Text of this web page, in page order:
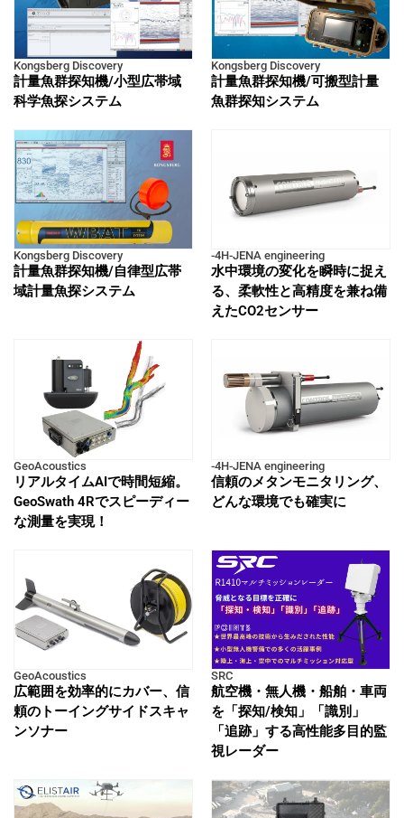
Kongsberg Discovery
計量魚群探知機/小型広帯域
科学魚探システム
Kongsberg Discovery
計量魚群探知機/可搬型計量
魚群探知システム
Kongsberg Discovery
計量魚群探知機/自律型広帯
域計量魚探システム
-4H-JENA engineering
水中環境の変化を瞬時に捉え
る、柔軟性と高精度を兼ね備
えたCO2センサー
GeoAcoustics
リアルタイムAIで時間短縮。
GeoSwath 4Rでスピーディー
な測量を実現！
-4H-JENA engineering
信頼のメタンモニタリング、
どんな環境でも確実に
GeoAcoustics
広範囲を効率的にカバー、信
頼のトーイングサイドスキャ
ンソナー
SRC
航空機・無人機・船舶・車両
を「探知/検知」「識別」
「追跡」する高性能多目的監
視レーダー